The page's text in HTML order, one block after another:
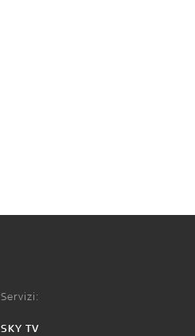
Servizi:
SKY TV